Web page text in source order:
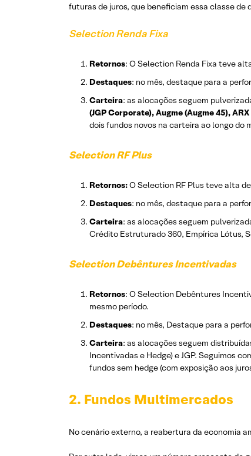
futuras de juros, que beneficiam essa classe
Selection Renda Fixa
Retornos: O Selection Renda Fixa teve
Destaques: no mês, destaque para a
Carteira: as alocações seguem
(JGP Corporate), Augme (Augme 45),
dois fundos novos na carteira ao longo do
Selection RF Plus
Retornos:O Selection RF Plus teve alta
Destaques: no mês, destaque para a
Carteira: as alocações seguem
Crédito Estruturado 360, Empírica Lótus,
Selection Debêntures Incentivadas
Retornos: O Selection Debêntures
mesmo período.
Destaques: no mês, Destaque para a
Carteira: as alocações seguem
Incentivadas e Hedge) e JGP. Seguimos
fundos sem hedge (com exposição aos
2. Fundos Multimercados
No cenário externo, a reabertura da economia